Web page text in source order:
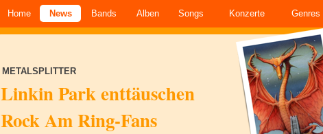
Home News Bands Alben Songs Konzerte Genres
METALSPLITTER
Linkin Park enttäuschen
Rock Am Ring-Fans